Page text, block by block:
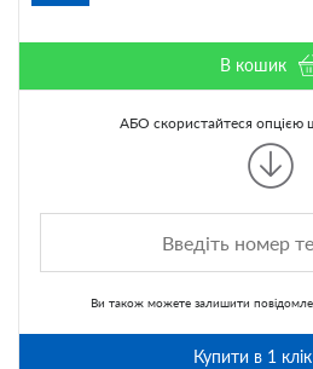
В кошик
АБО скористайтеся опцією
Ви також можете залишити
Купити в 1 клік